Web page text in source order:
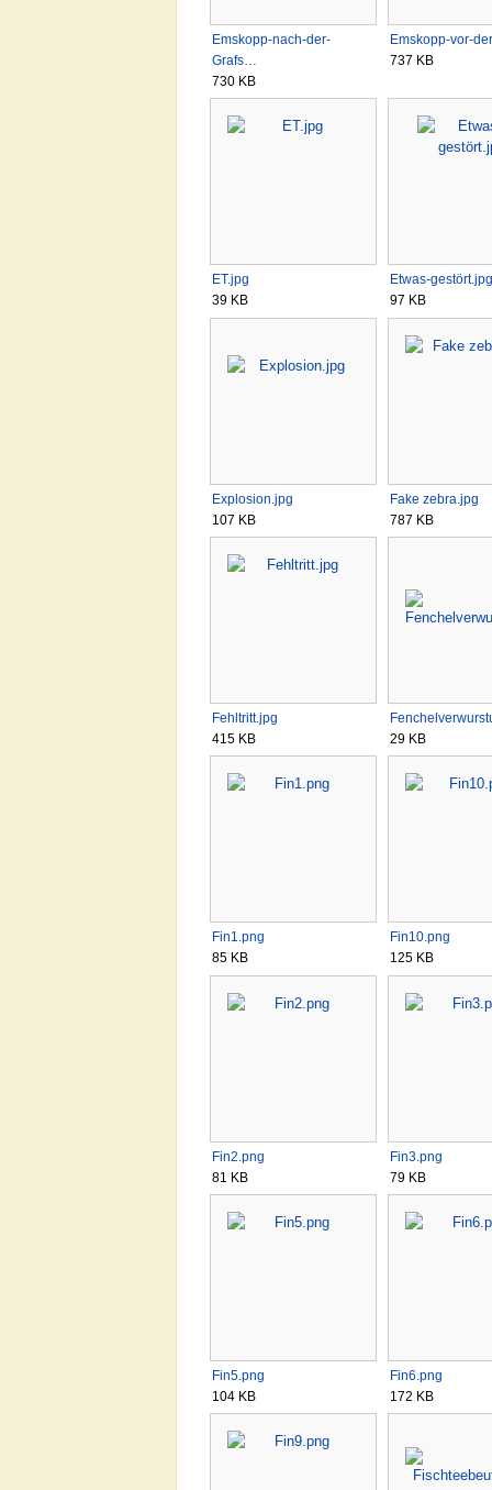
Emskopp-nach-der-
Grafs…
730 KB
Emskopp-vor-
737 KB
ET.jpg
39 KB
Etwas-gestört.jpg
97 KB
Explosion.jpg
107 KB
Fake zebra.jpg
787 KB
Fehltritt.jpg
415 KB
29 KB
Fin1.png
85 KB
Fin10.png
125 KB
Fin2.png
81 KB
Fin3.png
79 KB
Fin5.png
104 KB
Fin6.png
172 KB